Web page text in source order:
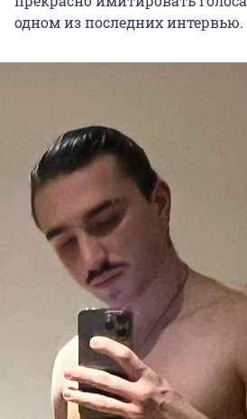
одном из последних интервью.